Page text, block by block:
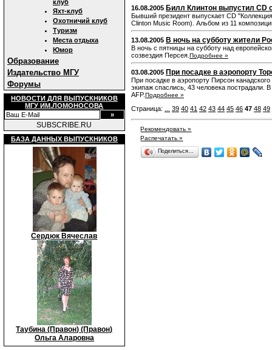
клуб
Яхт-клуб
Охотничий клуб
Туризм
Места отдыха
Юмор
Образование
Издательство МГУ
Форумы
НОВОСТИ ДЛЯ ВЫПУСКНИКОВ
МГУ ИМ.ЛОМОНОСОВА
SUBSCRIBE.RU
БАЗА ДАННЫХ ВЫПУСКНИКОВ
Сердюк Вячеслав
Таубина (Правон) (Правон)
Ольга Аларовна
16.08.2005 Билл Клинтон выпустил
Бывший президент выпускает CD
Clinton Music Room). Альбом из 11
13.08.2005 В ночь на субботу жители
В ночь с пятницы на субботу над
созвездия Персея. Подробнее »
03.08.2005 При посадке в аэропорту
При посадке в аэропорту Пирсон
экипаж спаслись, 43 человека пострадали.
AFP.Подробнее »
Страница: 39 40 41 42 43 44 45 46 47 48 49
Рекомендовать »
Распечатать »
Поделиться…